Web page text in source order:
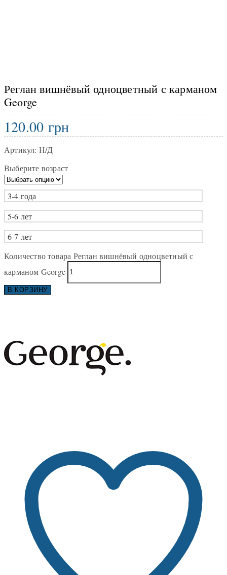
Реглан вишнёвый одноцветный с карманом
George
120.00грн
Артикул: Н/Д
Выберите возраст
3-4 года
5-6 лет
6-7 лет
Количество товара Реглан вишнёвый одноцветный с
карманом George
В КОРЗИНУ